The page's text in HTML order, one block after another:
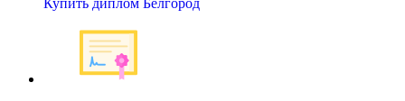
Купить диплом Белгород